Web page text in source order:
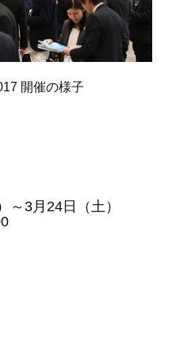
開催の様子
～3月24日（土）